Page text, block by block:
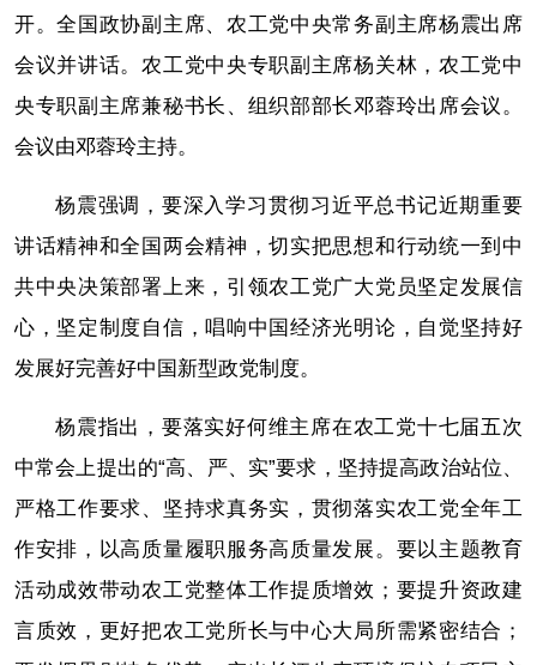
开。全国政协副主席、农工党中央常务副主席杨震出席
会议并讲话。农工党中央专职副主席杨关林，农工党中
央专职副主席兼秘书长、组织部部长邓蓉玲出席会议。
会议由邓蓉玲主持。
杨震强调，要深入学习贯彻习近平总书记近期重要
讲话精神和全国两会精神，切实把思想和行动统一到中
共中央决策部署上来，引领农工党广大党员坚定发展信
心，坚定制度自信，唱响中国经济光明论，自觉坚持好
发展好完善好中国新型政党制度。
杨震指出，要落实好何维主席在农工党十七届五次
中常会上提出的“高、严、实”要求，坚持提高政治站位、
严格工作要求、坚持求真务实，贯彻落实农工党全年工
作安排，以高质量履职服务高质量发展。要以主题教育
活动成效带动农工党整体工作提质增效；要提升资政建
言质效，更好把农工党所长与中心大局所需紧密结合；